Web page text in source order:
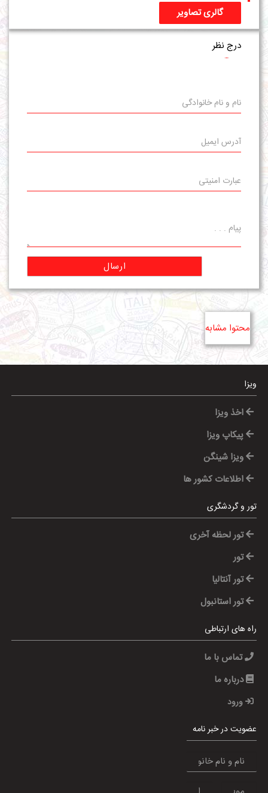
گالری تصاویر
درج نظر
ارسال
محتوا مشابه
ویزا
اخذ ویزا
پیکاپ ویزا
ویزا شینگن
اطلاعات کشور ها
تور و گردشگری
تور لحظه آخری
تور
تور آنتالیا
تور استانبول
راه های ارتباطی
تماس با ما
درباره ما
ورود
عضویت در خبر نامه